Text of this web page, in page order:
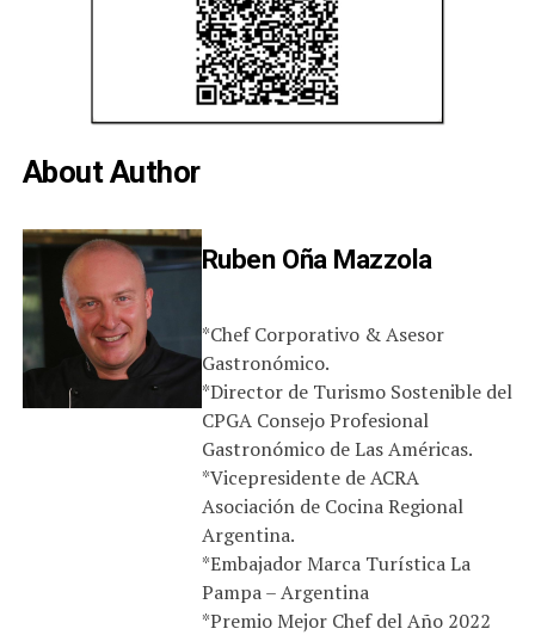
About Author
Ruben Oña Mazzola
*Chef Corporativo & Asesor
Gastronómico.
*Director de Turismo Sostenible del
CPGA Consejo Profesional
Gastronómico de Las Américas.
*Vicepresidente de ACRA
Asociación de Cocina Regional
Argentina.
*Embajador Marca Turística La
Pampa – Argentina
*Premio Mejor Chef del Año 2022